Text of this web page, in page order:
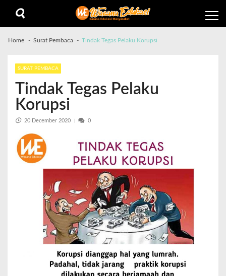
Home Surat Pembaca Tindak Tegas Pelaku Korupsi
SURAT PEMBACA
Tindak Tegas Pelaku
Korupsi
20 December 2020 0